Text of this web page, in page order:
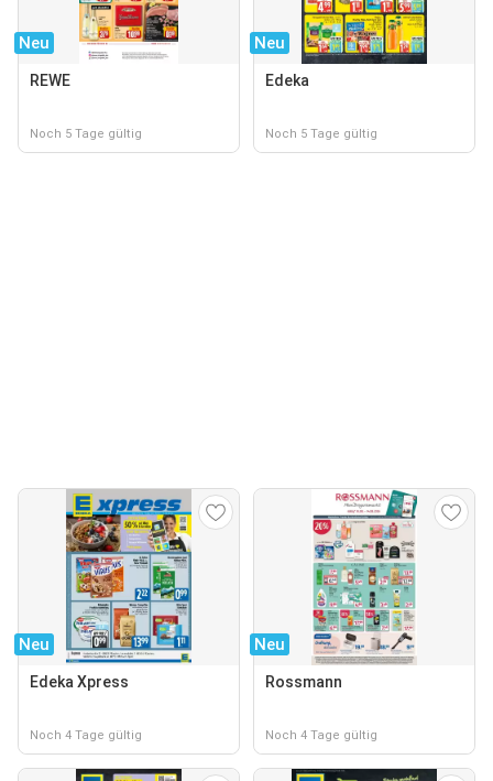
Neu
REWE
Noch 5 Tage gültig
Neu
Edeka
Noch 5 Tage gültig
Neu
Edeka Xpress
Noch 4 Tage gültig
Neu
Rossmann
Noch 4 Tage gültig